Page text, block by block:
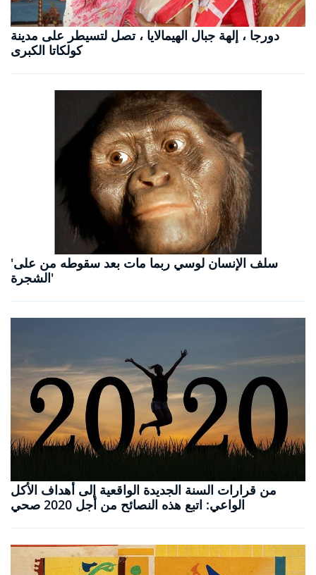
دورجا ، إلهة جبال الهيمالايا ، تصل لتسيطر على مدينة
كولكاتا الكبرى
'سلف الإنسان لوسي ربما مات بعد سقوطه من على
الشجرة'
من قرارات السنة الجديدة الواقعية إلى أهداف الأكل
الواعي: اتبع هذه النصائح من أجل 2020 صحي